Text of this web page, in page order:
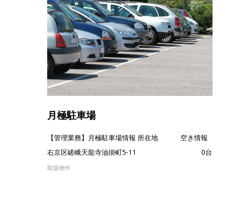
月極駐車場
【管理業務】月極駐車場情報 所在地 空き情報
右京区嵯峨天龍寺油掛町5-11 0台
取扱物件